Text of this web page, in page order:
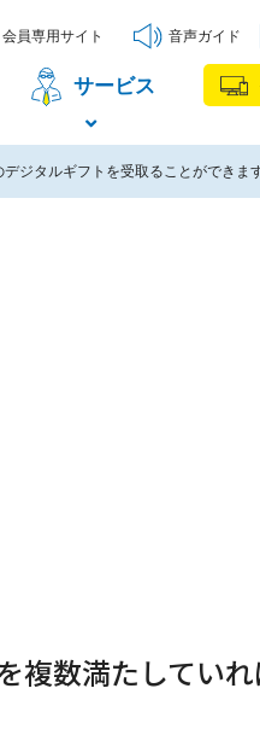
サービス
会員専用サイト 音声ガイド
ジタルギフトを受取ることができま
複数満たしてい